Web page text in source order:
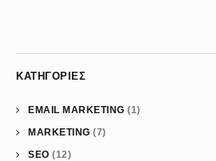
ΚΑΤΗΓΟΡΊΕΣ
EMAIL MARKETING (1)
MARKETING (7)
SEO (12)